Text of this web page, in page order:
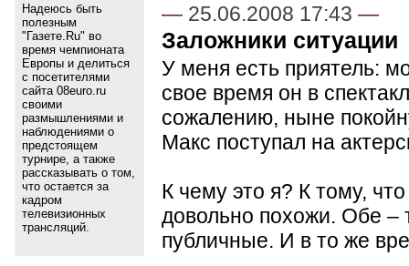
Надеюсь быть
полезным
"Газете.Ru" во
время чемпионата
Европы и делиться
с посетителями
сайта 08euro.ru
своими
размышлениями и
наблюдениями о
предстоящем
турнире, а также
рассказывать о том,
что остается за
кадром
телевизионных
трансляций.
— 25.06.2008 17:43 —
Заложники ситуации
У меня есть приятель:
свое время он в
сожалению, ныне
Макс поступал на
К чему это я? К тому,
довольно похожи. Обе
публичные. И в то же